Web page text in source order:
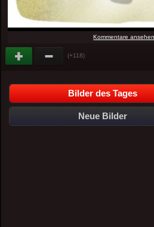
Kommentare
(+118)
Bilder des Tages
Neue Bilder